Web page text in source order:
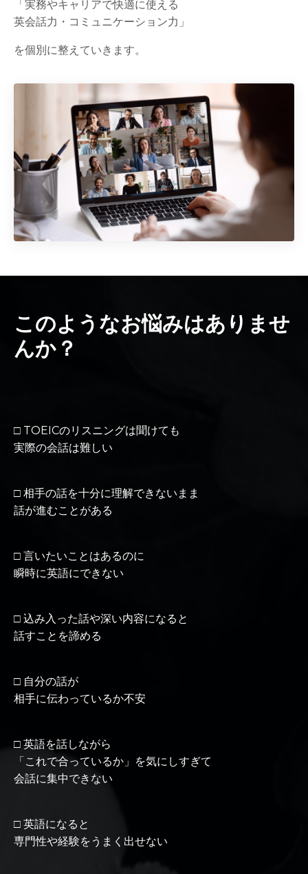
「実務やキャリアで快適に使える
英会話力・コミュニケーション力」
を個別に整えていきます。
このようなお悩みはありませ
んか？
□ TOEICのリスニングは聞けても
実際の会話は難しい
□ 相手の話を十分に理解できないまま
話が進むことがある
□ 言いたいことはあるのに
瞬時に英語にできない
□ 込み入った話や深い内容になると
話すことを諦める
□ 自分の話が
相手に伝わっているか不安
□ 英語を話しながら
「これで合っているか」を気にしすぎて
会話に集中できない
□ 英語になると
専門性や経験をうまく出せない